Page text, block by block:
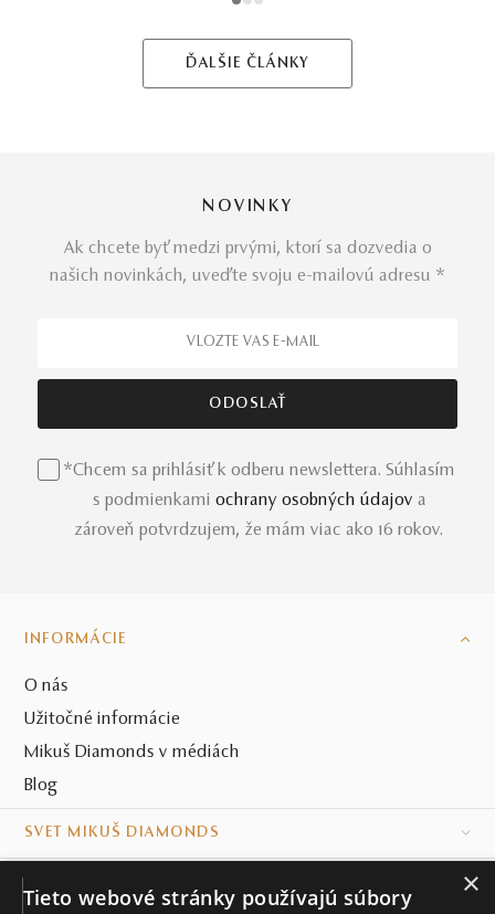
1 2 3
ĎALŠIE ČLÁNKY
NOVINKY
Ak chcete byť medzi prvými, ktorí sa dozvedia o
našich novinkách, uveďte svoju e-mailovú adresu *
*Chcem sa prihlásiť k odberu newslettera. Súhlasím
s podmienkami ochrany osobných údajov a
zároveň potvrdzujem, že mám viac ako 16 rokov.
INFORMÁCIE
O nás
Užitočné informácie
Mikuš Diamonds v médiách
Blog
SVET MIKUŠ DIAMONDS
×
Tieto webové stránky používajú súbory